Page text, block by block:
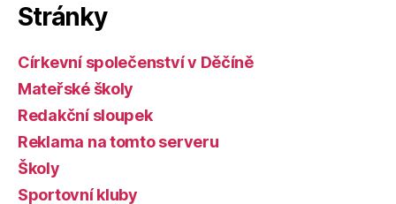
Stránky
Církevní společenství v Děčíně
Mateřské školy
Redakční sloupek
Reklama na tomto serveru
Školy
Sportovní kluby